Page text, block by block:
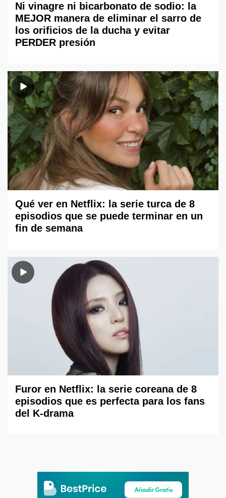
Ni vinagre ni bicarbonato de sodio: la
MEJOR manera de eliminar el sarro de
los orificios de la ducha y evitar
PERDER presión
Qué ver en Netflix: la serie turca de 8
episodios que se puede terminar en un
fin de semana
Furor en Netflix: la serie coreana de 8
episodios que es perfecta para los fans
del K-drama